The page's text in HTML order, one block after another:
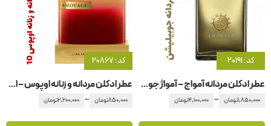
کد: 20191
عطر ادکلن مردانه آمواج – آمواژ جوبیلیشن
1,850,000تومان –
4,100,000تومان
کد: 20867
عطر ادکلن مردانه و زنانه اوپوس – اپوس ۱0 آمواج – آمواژ
850,000تومان –
2,200,000تومان